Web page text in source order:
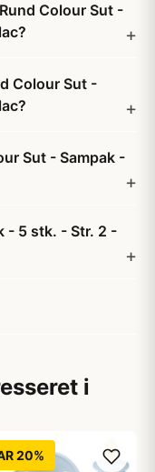
Colour Sut -
Colour Sut -
Sut - Sampak -
- 5 stk. - Str. 2 -
i
20%